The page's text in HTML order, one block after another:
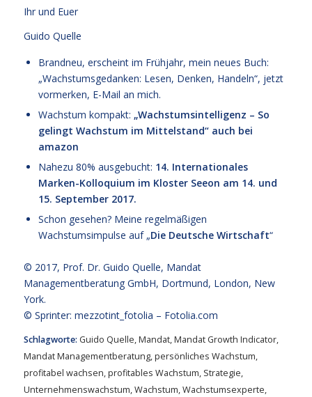
Ihr und Euer
Guido Quelle
Brandneu, erscheint im Frühjahr, mein neues Buch:
„Wachstumsgedanken: Lesen, Denken, Handeln“, jetzt
vormerken, E-Mail an mich.
Wachstum kompakt: „Wachstumsintelligenz – So
gelingt Wachstum im Mittelstand“ auch bei
amazon
Nahezu 80% ausgebucht: 14. Internationales
Marken-Kolloquium im Kloster Seeon am 14. und
15. September 2017.
Schon gesehen? Meine regelmäßigen
Wachstumsimpulse auf „Die Deutsche Wirtschaft“
© 2017, Prof. Dr. Guido Quelle, Mandat
Managementberatung GmbH, Dortmund, London, New
York.
© Sprinter: mezzotint_fotolia – Fotolia.com
Schlagworte: Guido Quelle,Mandat,Mandat Growth Indicator,
Mandat Managementberatung,persönliches Wachstum,
profitabel wachsen,profitables Wachstum, Strategie,
Unternehmenswachstum,Wachstum,Wachstumsexperte,